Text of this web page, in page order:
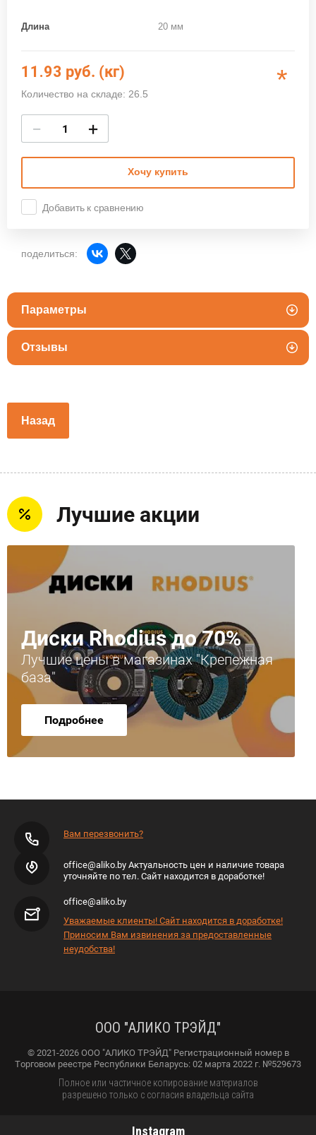
Длина 20 мм
11.93 руб. (кг)
Количество на складе: 26.5 *
− +
Хочу купить
Добавить к сравнению
поделиться:
Параметры
Отзывы
Назад
Лучшие акции
Диски Rhodius до 70%
Лучшие цены в магазинах "Крепежная
база"
Подробнее
Вам перезвонить?
office@aliko.by Актуальность цен и наличие товара
уточняйте по тел. Сайт находится в доработке!
office@aliko.by
Уважаемые клиенты! Сайт находится в доработке!
Приносим Вам извинения за предоставленные
неудобства!
ООО "АЛИКО ТРЭЙД"
© 2021-2026 ООО "АЛИКО ТРЭЙД" Регистрационный номер в
Торговом реестре Республики Беларусь: 02 марта 2022 г. №529673
Полное или частичное копирование материалов
разрешено только с согласия владельца сайта
Instagram